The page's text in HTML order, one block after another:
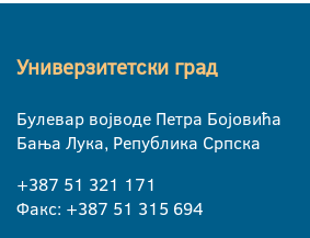
Универзитетски град
Булевар војводе Петра Бојовића
Бања Лука, Република Српска
+387 51 321 171
Факс: +387 51 315 694